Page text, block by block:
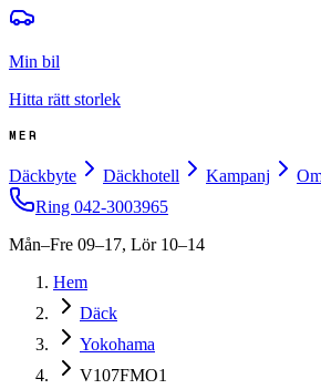
Min bil
Hitta rätt storlek
MER
Däckbyte Däckhotell Kampanj
Ring 042-3003965
Mån–Fre 09–17, Lör 10–14
Hem
Däck
Yokohama
V107FMO1